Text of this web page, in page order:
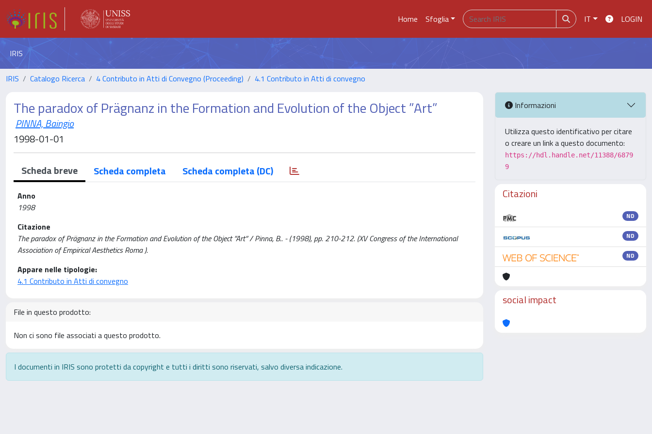
Home Sfoglia IT LOGIN
IRIS
IRIS Catalogo Ricerca 4 Contributo in Atti di Convegno (Proceeding) 4.1 Contributo in Atti di convegno
The paradox of Prägnanz in the Formation and Evolution of the Object ”Art”
PINNA, Baingio
1998-01-01
Scheda breve Scheda completa Scheda completa (DC)
Anno
1998
Citazione
The paradox of Prägnanz in the Formation and Evolution of the Object ”Art” / Pinna, B.. - (1998), pp. 210-212. (XV Congress of the International
Association of Empirical Aesthetics Roma ).
Appare nelle tipologie:
4.1 Contributo in Atti di convegno
File in questo prodotto:
Non ci sono file associati a questo prodotto.
I documenti in IRIS sono protetti da copyright e tutti i diritti sono riservati, salvo diversa indicazione.
Informazioni
Utilizza questo identificativo per citare
o creare un link a questo documento:
https://hdl.handle.net/11388/6879
9
Citazioni
ND
ND
ND
social impact